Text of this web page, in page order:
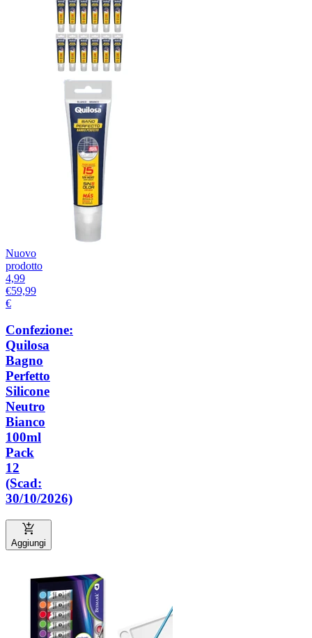
Nuovo
prodotto
4,99
€59,99
€
Confezione:
Quilosa
Bagno
Perfetto
Silicone
Neutro
Bianco
100ml
Pack
12
(Scad:
30/10/2026)
Aggiungi